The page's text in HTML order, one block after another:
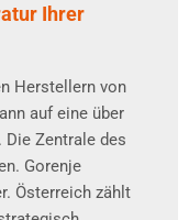
Ihrer
Herstellern von
auf eine über
Zentrale des
Gorenje
Österreich zählt